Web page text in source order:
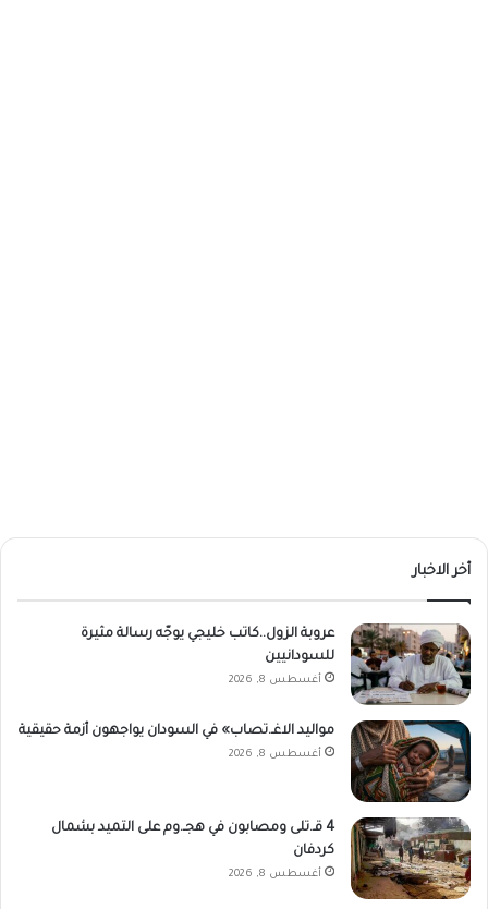
أخر الاخبار
عروبة الزول..كاتب خليجي يوجّه رسالة مثيرة
للسودانيين
أغسطس 8, 2026
مواليد الاغـ.تصاب» في السودان يواجهون أزمة حقيقية
أغسطس 8, 2026
4 قـ.تلى ومصابون في هجـ.وم على التميد بشمال
كردفان
أغسطس 8, 2026